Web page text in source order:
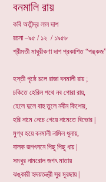
বনমালি রায়
কবি অতীন্দ্র লাল দাশ
রচনা –৯৫ / ১২ / ১৯৫৮
শ্রীমতী মাধুরীকণা দাশ প্রকাশিত
হস্তী পৃষ্ঠে চলে রাজা বনমালী রায় ;
চকিতে হেরিল পথে নব গোরা রায়,
হেলে দুলে বাহু তুলে নবীন কিশোর,
হরি নামে নেচে গেয়ে নামেতে বিভোর |
মুগ্ধ হয়ে বনমালী নামিল ধূলায়,
বালক জগৎসনে পিছু পিছু ধায় |
সমধুর নামরোল জগৎ মাতায়
ঝঙ্কারী হৃদয়তন্ত্রী সুর মূরছায় |